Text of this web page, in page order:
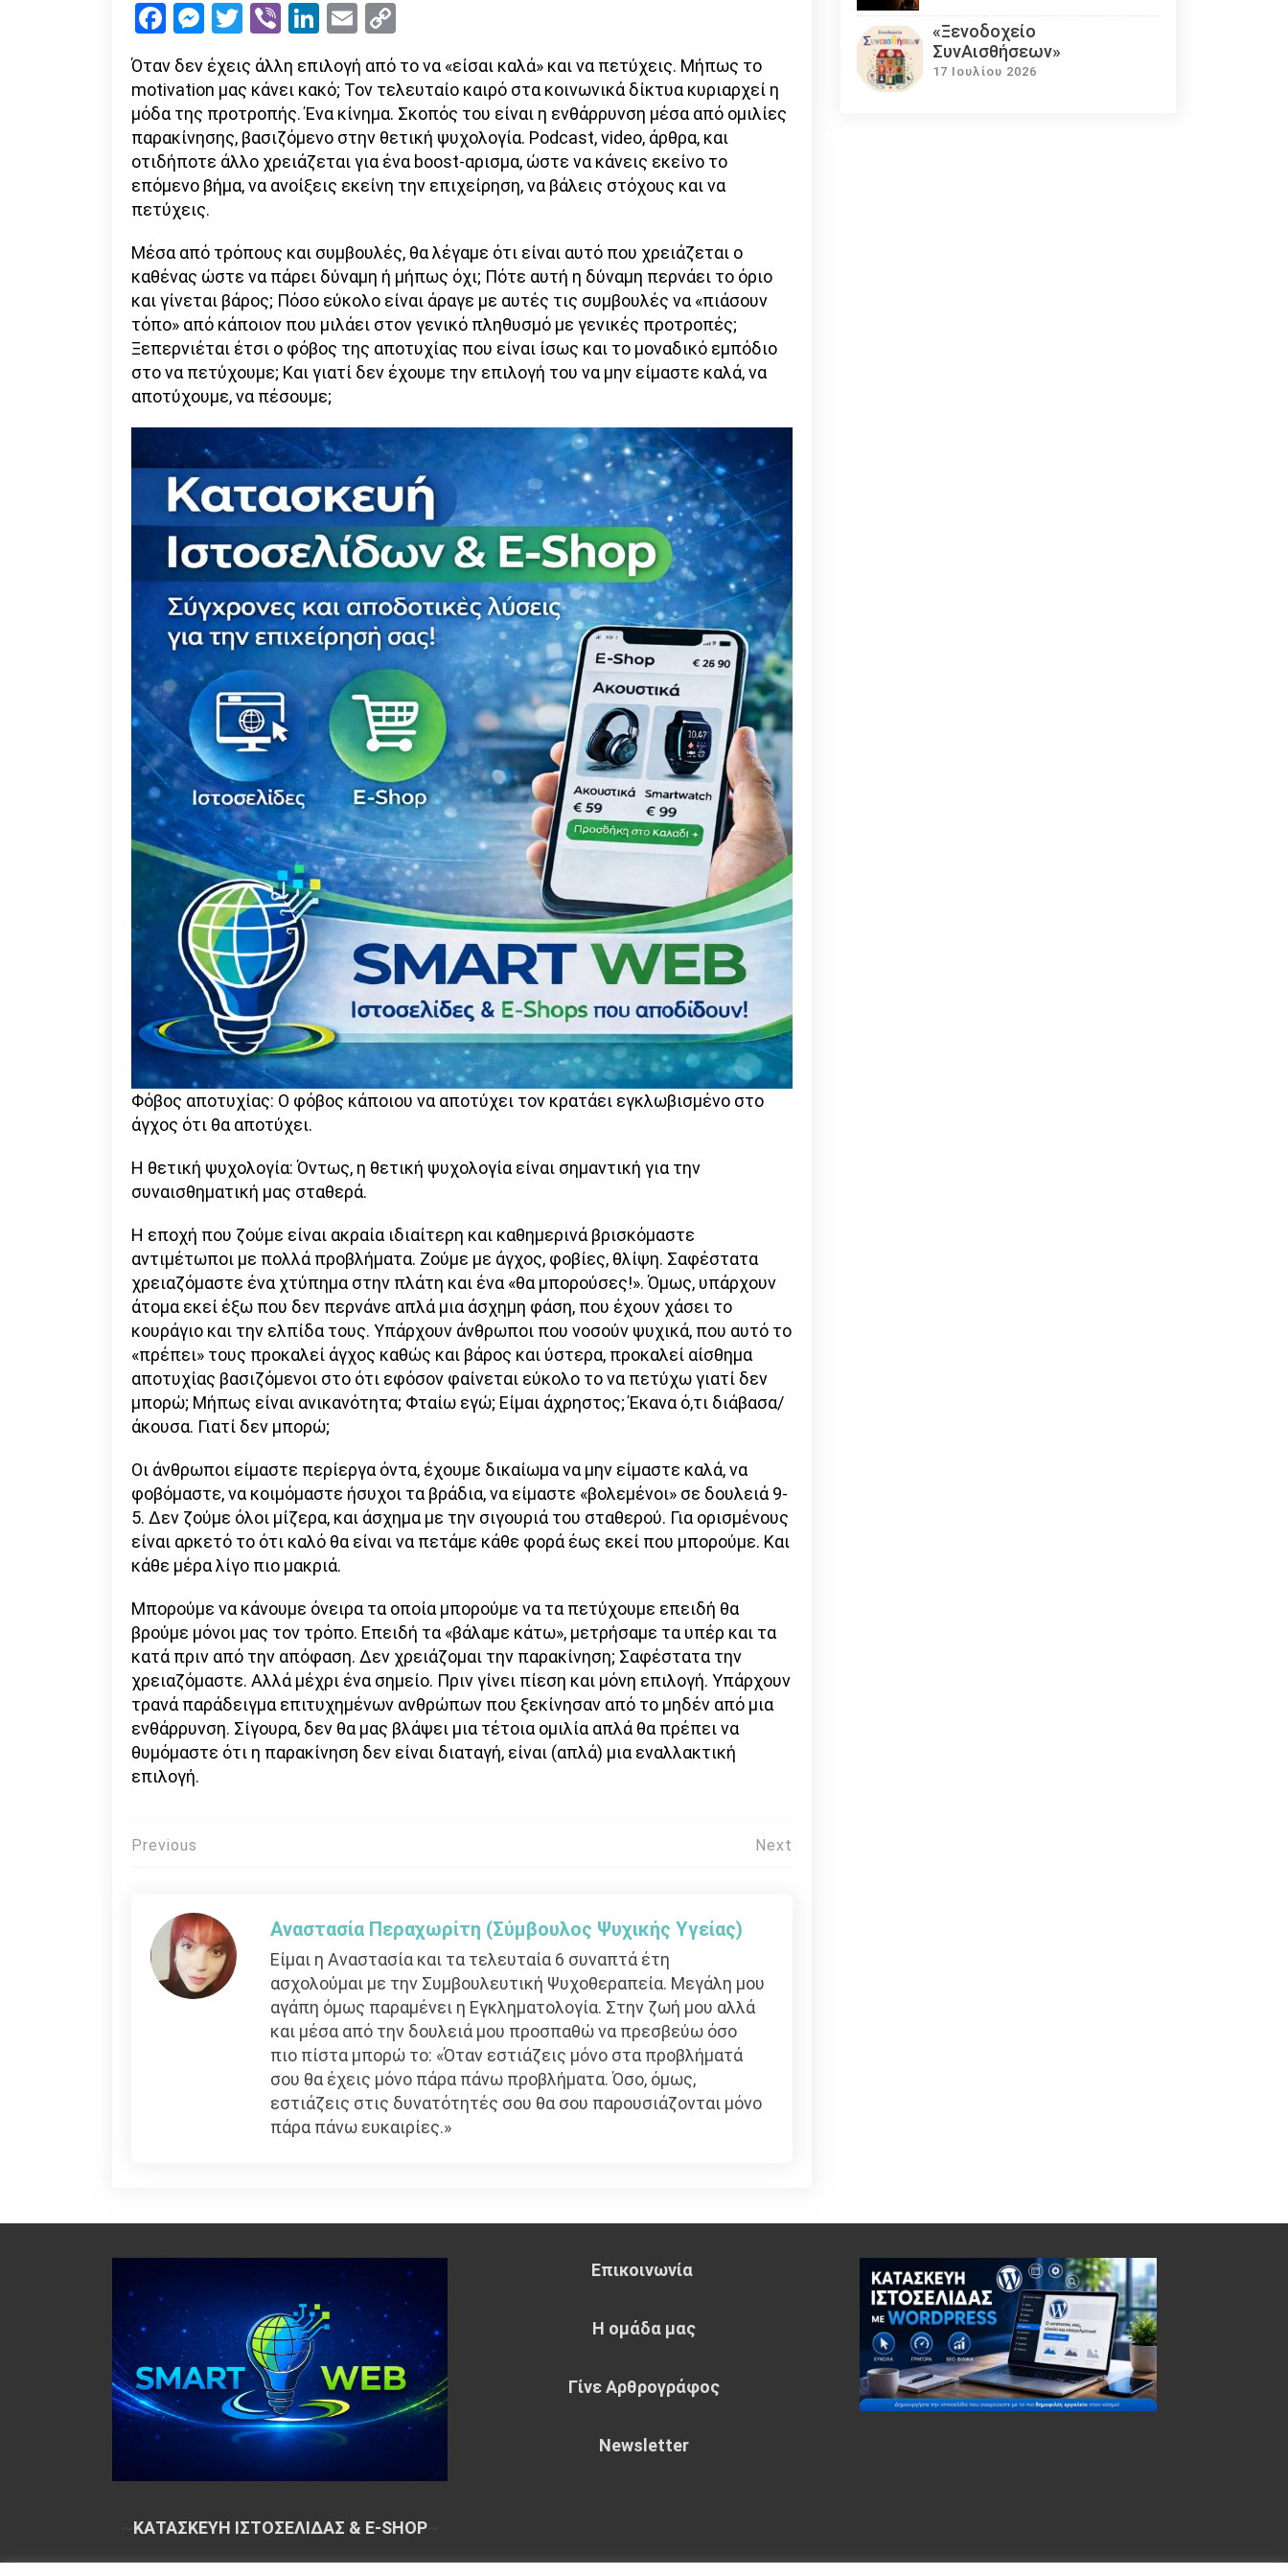
Facebook
Messenger
Twitter
ViberLinkedIn
Email
Όταν δεν έχεις άλλη επιλογή από το να «είσαι καλά» και να πετύχεις. Μήπως το
motivation μας κάνει κακό; Τον τελευταίο καιρό στα κοινωνικά δίκτυα κυριαρχεί η
μόδα της προτροπής. Ένα κίνημα. Σκοπός του είναι η ενθάρρυνση μέσα από ομιλίες
παρακίνησης, βασιζόμενο στην θετική ψυχολογία. Podcast, video, άρθρα, και
οτιδήποτε άλλο χρειάζεται για ένα boost-αρισμα, ώστε να κάνεις εκείνο το
επόμενο βήμα, να ανοίξεις εκείνη την επιχείρηση, να βάλεις στόχους και να
πετύχεις.
Μέσα από τρόπους και συμβουλές, θα λέγαμε ότι είναι αυτό που χρειάζεται ο
καθένας ώστε να πάρει δύναμη ή μήπως όχι; Πότε αυτή η δύναμη περνάει το όριο
και γίνεται βάρος; Πόσο εύκολο είναι άραγε με αυτές τις συμβουλές να «πιάσουν
τόπο» από κάποιον που μιλάει στον γενικό πληθυσμό με γενικές προτροπές;
Ξεπερνιέται έτσι ο φόβος της αποτυχίας που είναι ίσως και το μοναδικό εμπόδιο
στο να πετύχουμε; Και γιατί δεν έχουμε την επιλογή του να μην είμαστε καλά, να
αποτύχουμε, να πέσουμε;
Φόβος αποτυχίας: Ο φόβος κάποιου να αποτύχει τον κρατάει εγκλωβισμένο στο
άγχος ότι θα αποτύχει.
Η θετική ψυχολογία: Όντως, η θετική ψυχολογία είναι σημαντική για την
συναισθηματική μας σταθερά.
Η εποχή που ζούμε είναι ακραία ιδιαίτερη και καθημερινά βρισκόμαστε
αντιμέτωποι με πολλά προβλήματα. Ζούμε με άγχος, φοβίες, θλίψη. Σαφέστατα
χρειαζόμαστε ένα χτύπημα στην πλάτη και ένα «θα μπορούσες!». Όμως, υπάρχουν
άτομα εκεί έξω που δεν περνάνε απλά μια άσχημη φάση, που έχουν χάσει το
κουράγιο και την ελπίδα τους. Υπάρχουν άνθρωποι που νοσούν ψυχικά, που αυτό το
«πρέπει» τους προκαλεί άγχος καθώς και βάρος και ύστερα, προκαλεί αίσθημα
αποτυχίας βασιζόμενοι στο ότι εφόσον φαίνεται εύκολο το να πετύχω γιατί δεν
μπορώ; Μήπως είναι ανικανότητα; Φταίω εγώ; Είμαι άχρηστος; Έκανα ό,τι διάβασα/
άκουσα. Γιατί δεν μπορώ;
Οι άνθρωποι είμαστε περίεργα όντα, έχουμε δικαίωμα να μην είμαστε καλά, να
φοβόμαστε, να κοιμόμαστε ήσυχοι τα βράδια, να είμαστε «βολεμένοι» σε δουλειά 9-
5. Δεν ζούμε όλοι μίζερα, και άσχημα με την σιγουριά του σταθερού. Για ορισμένους
είναι αρκετό το ότι καλό θα είναι να πετάμε κάθε φορά έως εκεί που μπορούμε. Και
κάθε μέρα λίγο πιο μακριά.
Μπορούμε να κάνουμε όνειρα τα οποία μπορούμε να τα πετύχουμε επειδή θα
βρούμε μόνοι μας τον τρόπο. Επειδή τα «βάλαμε κάτω», μετρήσαμε τα υπέρ και τα
κατά πριν από την απόφαση. Δεν χρειάζομαι την παρακίνηση; Σαφέστατα την
χρειαζόμαστε. Αλλά μέχρι ένα σημείο. Πριν γίνει πίεση και μόνη επιλογή. Υπάρχουν
τρανά παράδειγμα επιτυχημένων ανθρώπων που ξεκίνησαν από το μηδέν από μια
ενθάρρυνση. Σίγουρα, δεν θα μας βλάψει μια τέτοια ομιλία απλά θα πρέπει να
θυμόμαστε ότι η παρακίνηση δεν είναι διαταγή, είναι (απλά) μια εναλλακτική
επιλογή.
Πλοήγηση
Previous Next
Αναστασία Περαχωρίτη (Σύμβουλος Ψυχικής Υγείας)
Είμαι η Αναστασία και τα τελευταία 6 συναπτά έτη
ασχολούμαι με την Συμβουλευτική Ψυχοθεραπεία. Μεγάλη μου
αγάπη όμως παραμένει η Εγκληματολογία. Στην ζωή μου αλλά
και μέσα από την δουλειά μου προσπαθώ να πρεσβεύω όσο
πιο πίστα μπορώ το: «Όταν εστιάζεις μόνο στα προβλήματά
σου θα έχεις μόνο πάρα πάνω προβλήματα. Όσο, όμως,
εστιάζεις στις δυνατότητές σου θα σου παρουσιάζονται μόνο
πάρα πάνω ευκαιρίες.»
«Ξενοδοχείο
ΣυνΑισθήσεων»
17 Ιουλίου 2026
ΚΑΤΑΣΚΕΥΗ ΙΣΤΟΣΕΛΙΔΑΣ & E-SHOP~
Επικοινωνία
Η ομάδα μας
Γίνε Αρθρογράφος
Newsletter